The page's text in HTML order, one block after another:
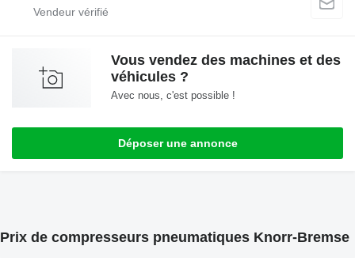
Vous vendez des machines et des
véhicules ?
Avec nous, c'est possible !
Déposer une annonce
Prix de compresseurs pneumatiques Knorr-Bremse